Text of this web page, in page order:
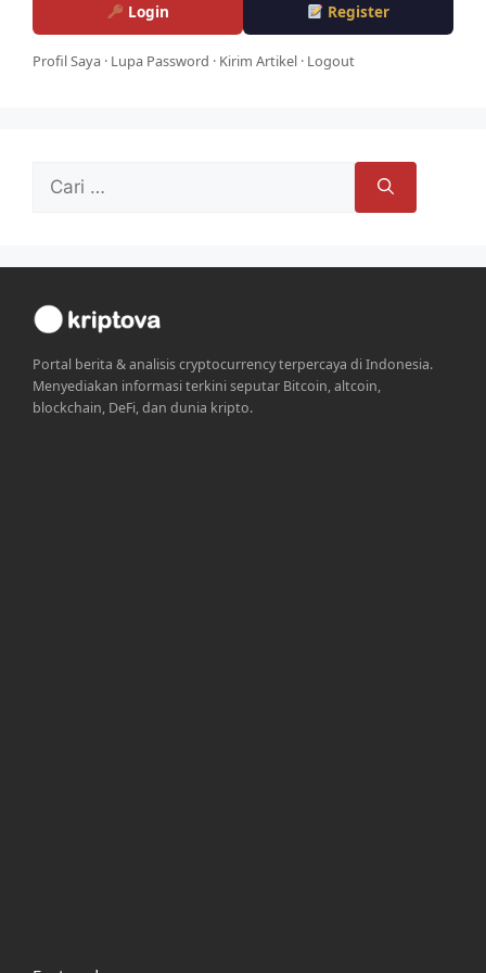
Login Register
Profil Saya · Lupa Password · Kirim Artikel · Logout
untuk:
Portal berita & analisis cryptocurrency terpercaya di Indonesia.
Menyediakan informasi terkini seputar Bitcoin, altcoin,
blockchain, DeFi, dan dunia kripto.